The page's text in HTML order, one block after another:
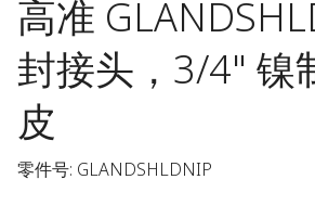
高准
封接头，3/4" 镍
皮
零件号: GLANDSHLDNIP